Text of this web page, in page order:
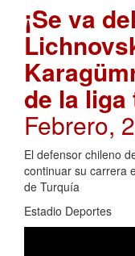
¡Se va
de la liga
Febrero,
El defensor chileno
continuar su carrera
de Turquía
Estadio Deportes